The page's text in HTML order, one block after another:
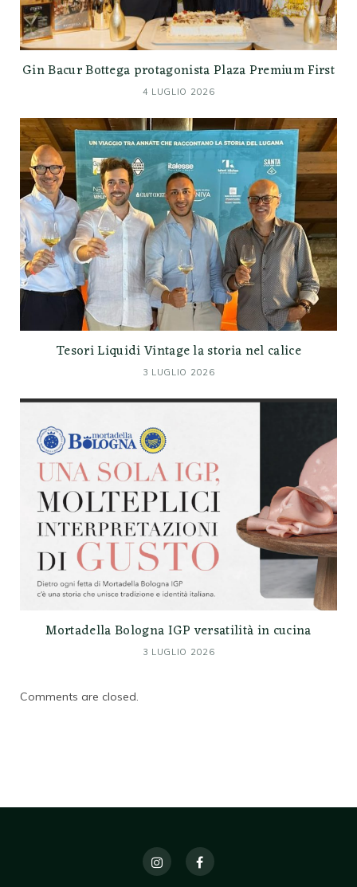
Gin Bacur Bottega protagonista Plaza Premium First
4 LUGLIO 2026
Tesori Liquidi Vintage la storia nel calice
3 LUGLIO 2026
Mortadella Bologna IGP versatilità in cucina
3 LUGLIO 2026
Comments are closed.